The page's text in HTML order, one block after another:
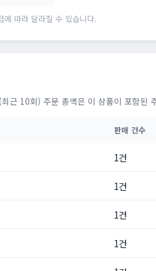
에 따라 달라질 수 있습니다.
근 10회) 주문 총액은 이 상품이 포함된
판매 건수
1건
1건
1건
1건